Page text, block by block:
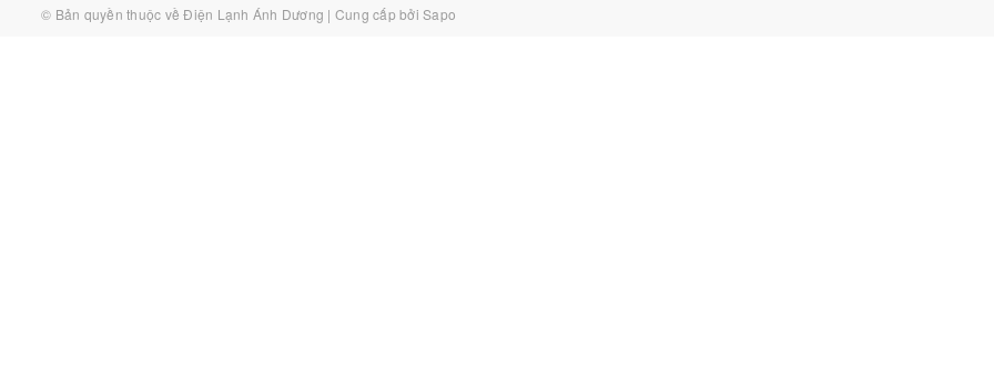
© Bản quyền thuộc vềĐiện Lạnh Ánh Dương | Cung cấp bởi Sapo